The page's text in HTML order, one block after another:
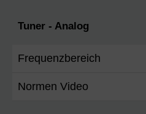
Tuner - Analog
Frequenzbereich
Normen Video